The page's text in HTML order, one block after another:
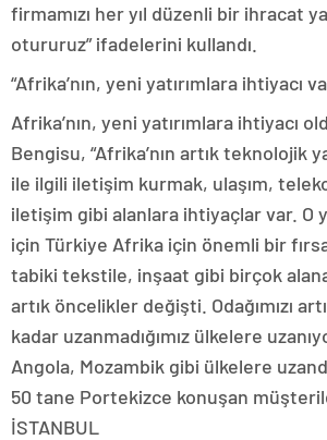
firmamızı her yıl düzenli bir ihracat
otururuz” ifadelerini kullandı.
“Afrika’nın, yeni yatırımlara ihtiyacı
Afrika’nın, yeni yatırımlara ihtiyacı
Bengisu, “Afrika’nın artık teknolojik
ile ilgili iletişim kurmak, ulaşım,
iletişim gibi alanlara ihtiyaçlar var. O
için Türkiye Afrika için önemli bir
tabiki tekstile, inşaat gibi birçok
artık öncelikler değişti. Odağımızı
kadar uzanmadığımız ülkelere
Angola, Mozambik gibi ülkelere
50 tane Portekizce konuşan
İSTANBUL